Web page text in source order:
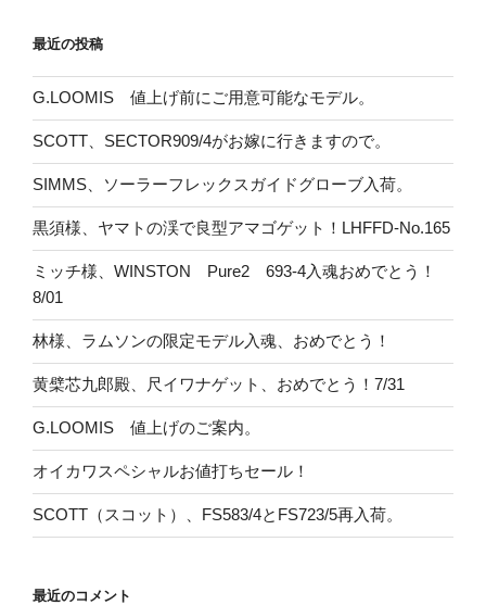
最近の投稿
G.LOOMIS 値上げ前にご用意可能なモデル。
SCOTT、SECTOR909/4がお嫁に行きますので。
SIMMS、ソーラーフレックスガイドグローブ入荷。
黒須様、ヤマトの渓で良型アマゴゲット！LHFFD-No.165
ミッチ様、WINSTON Pure2 693-4入魂おめでとう！
8/01
林様、ラムソンの限定モデル入魂、おめでとう！
黄檗芯九郎殿、尺イワナゲット、おめでとう！7/31
G.LOOMIS 値上げのご案内。
オイカワスペシャルお値打ちセール！
SCOTT（スコット）、FS583/4とFS723/5再入荷。
最近のコメント